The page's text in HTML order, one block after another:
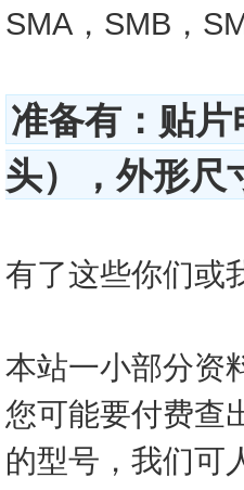
SMA，SMB，
准备有：贴
头），外形尺
有了这些你们或
本站一小部分资
您可能要付费查
的型号，我们可